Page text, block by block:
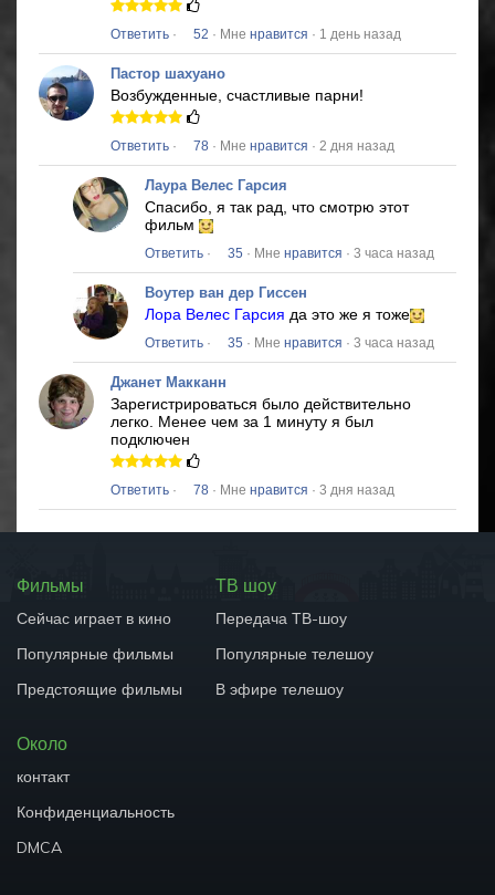
Ответить · 52 · Мне нравится · 1 день назад
Пастор шахуано
Возбужденные, счастливые парни!
Ответить · 78 · Мне нравится · 2 дня назад
Лаура Велес Гарсия
Спасибо, я так рад, что смотрю этот
фильм
Ответить · 35 · Мне нравится · 3 часа назад
Воутер ван дер Гиссен
Лора Велес Гарсия да это же я тоже
Ответить · 35 · Мне нравится · 3 часа назад
Джанет Макканн
Зарегистрироваться было действительно
легко. Менее чем за 1 минуту я был
подключен
Ответить · 78 · Мне нравится · 3 дня назад
Фильмы
Сейчас играет в кино
Популярные фильмы
Предстоящие фильмы
ТВ шоу
Передача ТВ-шоу
Популярные телешоу
В эфире телешоу
Около
контакт
Конфиденциальность
DMCA